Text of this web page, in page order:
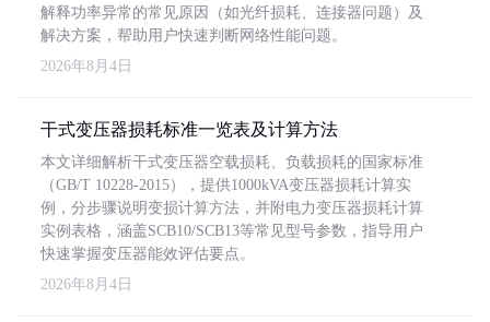
解释功率异常的常见原因（如光纤损耗、连接器问题）及
解决方案，帮助用户快速判断网络性能问题。
2026年8月4日
干式变压器损耗标准一览表及计算方法
本文详细解析干式变压器空载损耗、负载损耗的国家标准
（GB/T 10228-2015），提供1000kVA变压器损耗计算实
例，分步骤说明变损计算方法，并附电力变压器损耗计算
实例表格，涵盖SCB10/SCB13等常见型号参数，指导用户
快速掌握变压器能效评估要点。
2026年8月4日